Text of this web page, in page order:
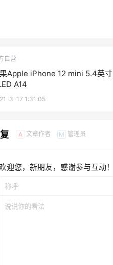
自营
Apple iPhone 12 mini 5.4英寸
A14
3-17 1:31:05
A 文章作者 M 管理员
迎您，新朋友，感谢参与互动！